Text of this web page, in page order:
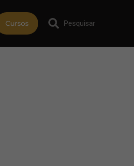
Cursos